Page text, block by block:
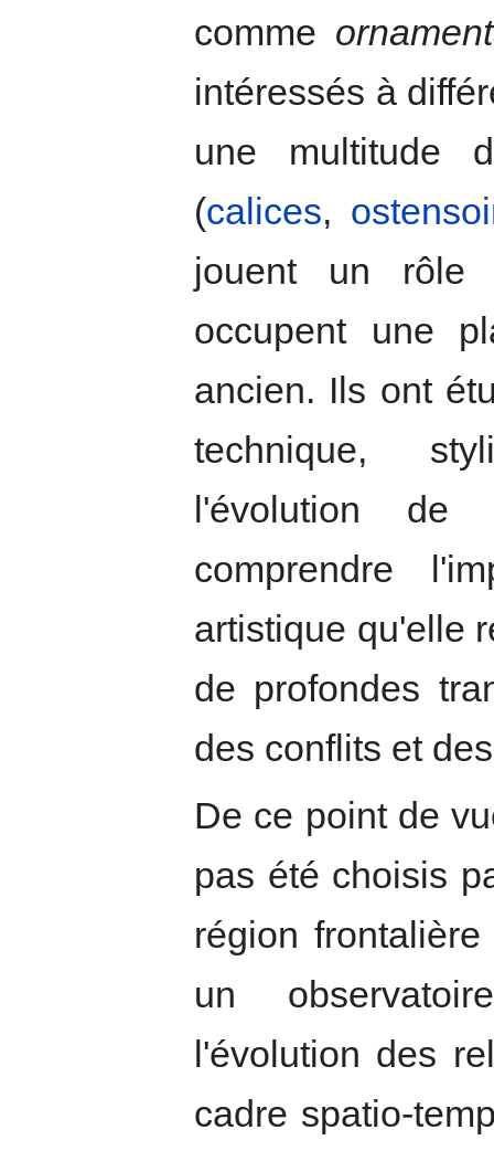
comme
intéressés à
une multitude
(calices,
jouent un rôle
occupent une
ancien. Ils ont
technique,
l'évolution de
comprendre
artistique qu'elle
de profondes
des conflits et
De ce point de
pas été choisis
région
un
l'évolution des
cadre spatio-